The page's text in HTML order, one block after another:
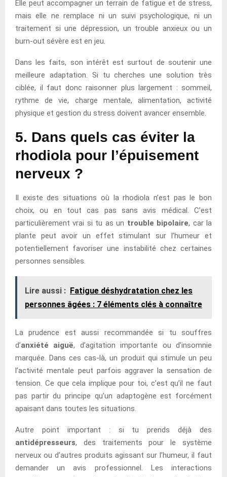
Elle peut accompagner un terrain de fatigue et de stress,
mais elle ne remplace ni un suivi psychologique, ni un
traitement si une dépression, un trouble anxieux ou un
burn-out sévère est en jeu.
Dans les faits, son intérêt est surtout de soutenir une
meilleure adaptation. Si tu cherches une solution très
ciblée, il faut donc raisonner plus largement : sommeil,
rythme de vie, charge mentale, alimentation, activité
physique et gestion du stress doivent avancer ensemble.
5. Dans quels cas éviter la
rhodiola pour l’épuisement
nerveux ?
Il existe des situations où la rhodiola n’est pas le bon
choix, ou en tout cas pas sans avis médical. C’est
particulièrement vrai si tu as un trouble bipolaire, car la
plante peut avoir un effet stimulant sur l’humeur et
potentiellement favoriser une instabilité chez certaines
personnes sensibles.
Lire aussi : Fatigue déshydratation chez les
personnes âgées : 7 éléments clés à connaître
La prudence est aussi recommandée si tu souffres
d’anxiété aiguë, d’agitation importante ou d’insomnie
marquée. Dans ces cas-là, un produit qui stimule un peu
l’activité mentale peut parfois aggraver la sensation de
tension. Ce que cela implique pour toi, c’est qu’il ne faut
pas partir du principe qu’un adaptogène est forcément
apaisant dans toutes les situations.
Autre point important : si tu prends déjà des
antidépresseurs, des traitements pour le système
nerveux ou d’autres produits agissant sur l’humeur, il faut
demander un avis professionnel. Les interactions